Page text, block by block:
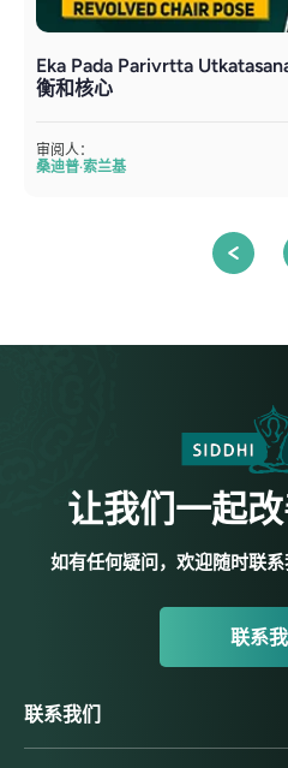
Eka Pada Parivrtta
衡和核心
审阅人：
桑迪普·索兰基
让我们一起
如有任何疑问，欢迎随时联
联系
联系我们